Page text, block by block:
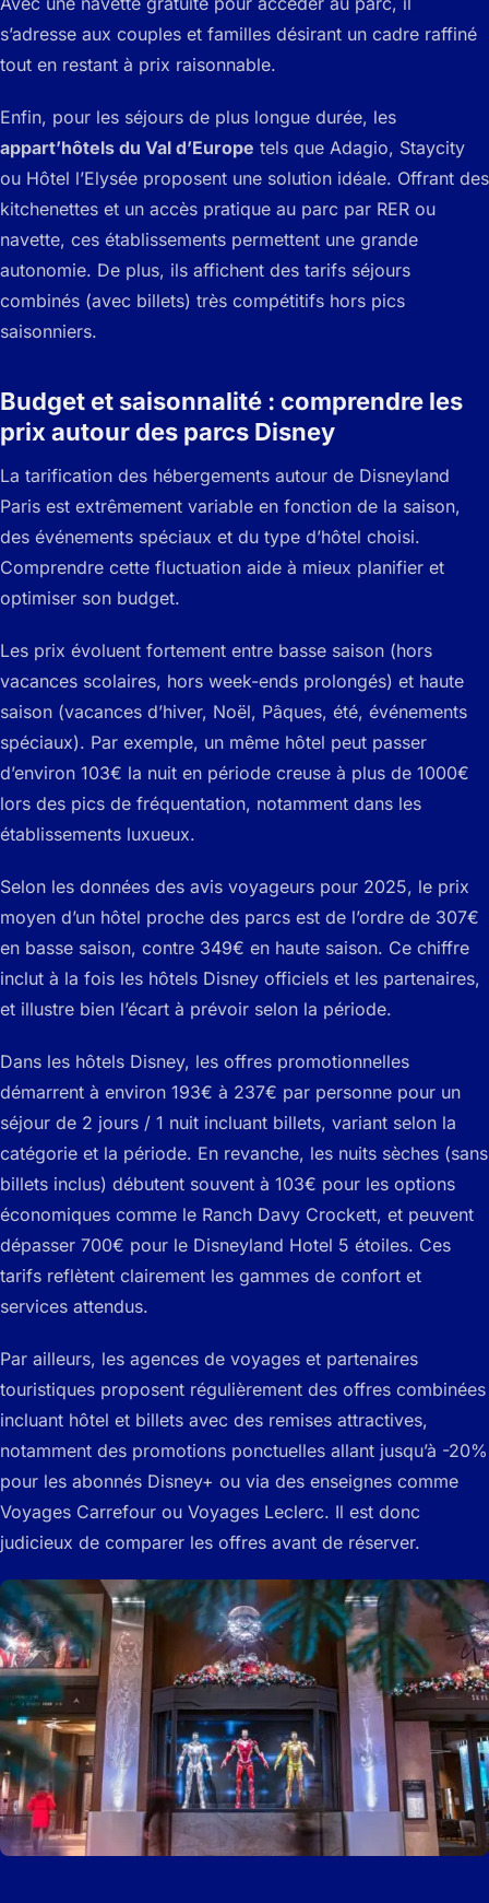
s’adresse aux couples et familles désirant un cadre raffiné
tout en restant à prix raisonnable.
Enfin, pour les séjours de plus longue durée, les
appart’hôtels du Val d’Europe tels que Adagio, Staycity
ou Hôtel l’Elysée proposent une solution idéale. Offrant des
kitchenettes et un accès pratique au parc par RER ou
navette, ces établissements permettent une grande
autonomie. De plus, ils affichent des tarifs séjours
combinés (avec billets) très compétitifs hors pics
saisonniers.
Budget et saisonnalité : comprendre les
prix autour des parcs Disney
La tarification des hébergements autour de Disneyland
Paris est extrêmement variable en fonction de la saison,
des événements spéciaux et du type d’hôtel choisi.
Comprendre cette fluctuation aide à mieux planifier et
optimiser son budget.
Les prix évoluent fortement entre basse saison (hors
vacances scolaires, hors week-ends prolongés) et haute
saison (vacances d’hiver, Noël, Pâques, été, événements
spéciaux). Par exemple, un même hôtel peut passer
d’environ 103€ la nuit en période creuse à plus de 1000€
lors des pics de fréquentation, notamment dans les
établissements luxueux.
Selon les données des avis voyageurs pour 2025, le prix
moyen d’un hôtel proche des parcs est de l’ordre de 307€
en basse saison, contre 349€ en haute saison. Ce chiffre
inclut à la fois les hôtels Disney officiels et les partenaires,
et illustre bien l’écart à prévoir selon la période.
Dans les hôtels Disney, les offres promotionnelles
démarrent à environ 193€ à 237€ par personne pour un
séjour de 2 jours / 1 nuit incluant billets, variant selon la
catégorie et la période. En revanche, les nuits sèches (sans
billets inclus) débutent souvent à 103€ pour les options
économiques comme le Ranch Davy Crockett, et peuvent
dépasser 700€ pour le Disneyland Hotel 5 étoiles. Ces
tarifs reflètent clairement les gammes de confort et
services attendus.
Par ailleurs, les agences de voyages et partenaires
touristiques proposent régulièrement des offres combinées
incluant hôtel et billets avec des remises attractives,
notamment des promotions ponctuelles allant jusqu’à -20%
pour les abonnés Disney+ ou via des enseignes comme
Voyages Carrefour ou Voyages Leclerc. Il est donc
judicieux de comparer les offres avant de réserver.